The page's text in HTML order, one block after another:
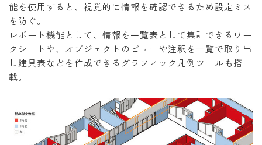
能を使用すると、視覚的に情報を確認できるため設定ミス
を防ぐ。
レポート機能として、情報を一覧表として集計できるワー
クシートや、オブジェクトのビューや注釈を一覧で取り出
し建具表などを作成できるグラフィック凡例ツールも搭
載。